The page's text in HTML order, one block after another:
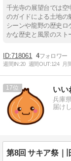
千光寺の展望台では空
のガイドによる土地の
シーンや龍野の歴史ロ
かな歴史と風景のスト
718061 4
週間IN:20 週間OUT:124 月
17
兵庫
届け